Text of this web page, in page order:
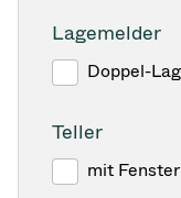
Lagemelder
Doppel-
Teller
mit Fenster